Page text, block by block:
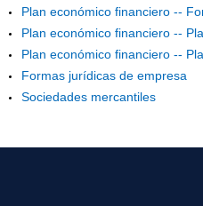
Plan económico financiero --
Plan económico financiero --
Plan económico financiero --
Formas jurídicas de empresa
Sociedades mercantiles